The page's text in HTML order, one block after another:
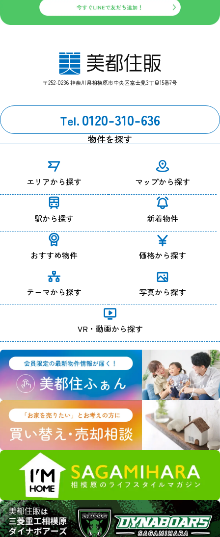
〒252-0236 神奈川県相模原市中央区富士見3丁目15番7号
Tel. 0120-310-636
物件を探す
エリアから探す マップから探す
駅から探す 新着物件
おすすめ物件 価格から探す
テーマから探す 写真から探す
VR・動画から探す